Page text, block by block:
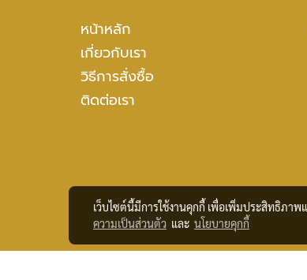
หน้าหลัก
เกี่ยวกับเรา
วิธีการสั่งซื้อ
ติดต่อเรา
เว็บไซต์นี้มีการใช้งานคุกกี้ เพื่อเพิ่มประสิทธิภา
ความเป็นส่วนตัว และ นโยบายคุกกี้